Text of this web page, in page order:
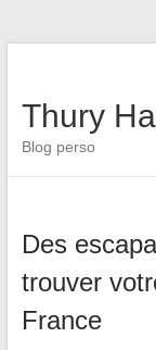
Thury
Blog perso
Des
trouver
France